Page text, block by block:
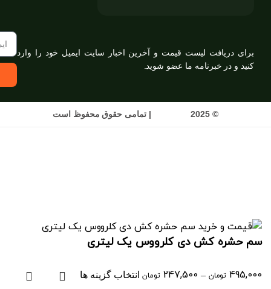
برای دریافت لیست قیمت و آخرین اخبار سایت ایمیل خود را وارد
کنید و در خبرنامه ما عضو شوید.
© 2025
| تمامی حقوق محفوظ است
سم حشره کش دی کلرووس یک لیتری
495,000 تومان –
247,500 تومان انتخاب گزینه ها